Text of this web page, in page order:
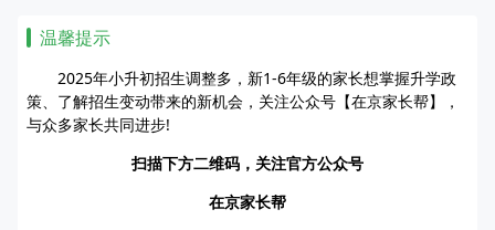
温馨提示
2025年小升初招生调整多，新1-6年级的家长想掌握升学政
策、了解招生变动带来的新机会，关注公众号【在京家长帮】，
与众多家长共同进步!
扫描下方二维码，关注官方公众号
在京家长帮